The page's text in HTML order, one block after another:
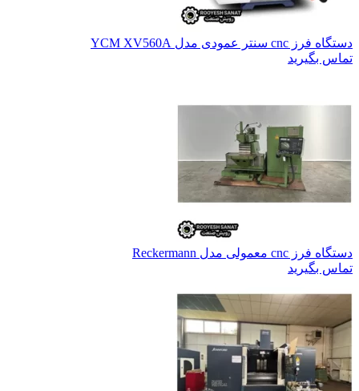
دستگاه فرز cnc سنتر عمودی مدل YCM XV560A
تماس بگیرید
دستگاه فرز cnc معمولی مدل Reckermann
تماس بگیرید